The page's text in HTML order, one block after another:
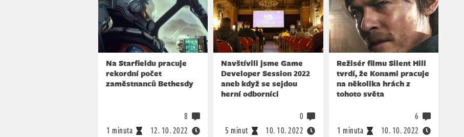
Na Starfieldu pracuje
rekordní počet
zaměstnanců Bethesdy
1 minuta 12. 10. 2022
8
Navštívili jsme Game
Developer Session 2022
aneb když se sejdou
herní odborníci
5 minut 10. 10. 2022
0
Režisér filmu Silent Hill
tvrdí, že Konami pracuje
na několika hrách z
tohoto světa
1 minuta 10. 10. 2022
6